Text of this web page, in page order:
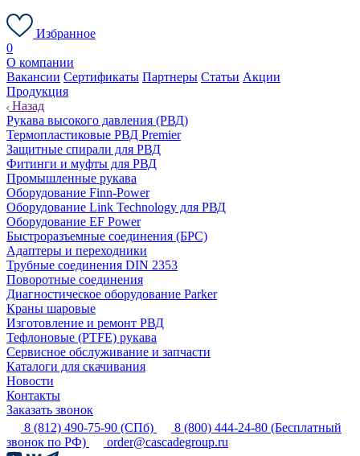
Избранное
0
О компании
Вакансии Сертификаты Партнеры Статьи Акции
Продукция
Назад
Рукава высокого давления (РВД)
Термопластиковые РВД Premier
Защитные спирали для РВД
Фитинги и муфты для РВД
Промышленные рукава
Оборудование Finn-Power
Оборудование Link Technology для РВД
Оборудование EF Power
Быстроразъемные соединения (БРС)
Адаптеры и переходники
Трубные соединения DIN 2353
Поворотные соединения
Диагностическое оборудование Parker
Краны шаровые
Изготовление и ремонт РВД
Тефлоновые (PTFE) рукава
Сервисное обслуживание и запчасти
Каталоги для скачивания
Новости
Контакты
Заказать звонок
8 (812) 490-75-90 (СПб) 8 (800) 444-24-80 (Бесплатный
звонок по РФ)
order@cascadegroup.ru